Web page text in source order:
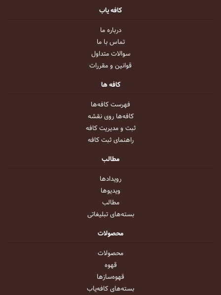
کافه یاب
درباره ما
تماس با ما
سوالات متداول
قوانین و مقررات
کافه ها
فهرست کافه‌ها
کافه‌ها روی نقشه
ثبت و مدیریت کافه
راهنمای ثبت کافه
مطالب
رویداد‌ها
ویدیو‌ها
مطالب
بسته‌های تبلیغاتی
محصولات
محصولات
قهوه
قهوه‌ساز‌ها
بسته‌های کافه‌یاب